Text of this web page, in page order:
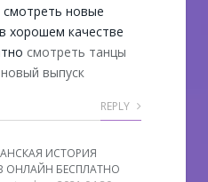
смотреть новые
хорошем качестве
смотреть танцы
выпуск
REPLY
ИСТОРИЯ
ОНЛАЙН БЕСПЛАТНО